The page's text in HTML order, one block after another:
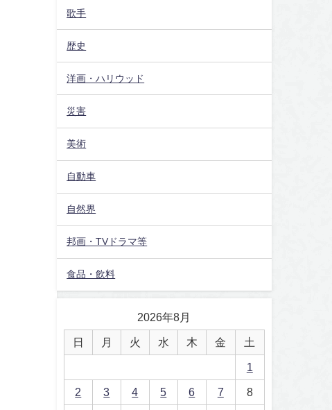
歌手
歴史
洋画・ハリウッド
災害
美術
自動車
自然界
邦画・TVドラマ等
食品・飲料
2026年8月
日 月 火 水 木 金 土
1
2 3 4 5 6 7 8